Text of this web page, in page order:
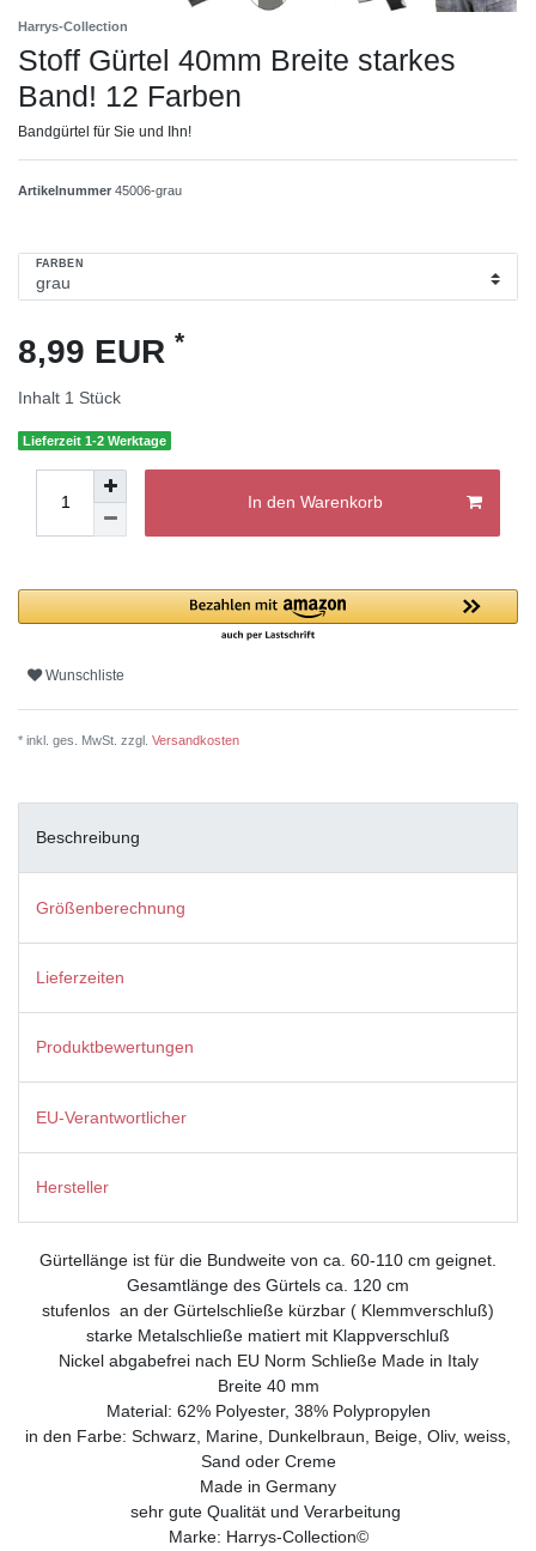
Harrys-Collection
Stoff Gürtel 40mm Breite starkes
Band! 12 Farben
Bandgürtel für Sie und Ihn!
Artikelnummer 45006-grau
FARBEN
8,99 EUR *
Inhalt 1 Stück
Lieferzeit 1-2 Werktage
In den Warenkorb
Wunschliste
* inkl. ges. MwSt. zzgl. Versandkosten
Beschreibung
Größenberechnung
Lieferzeiten
Produktbewertungen
EU-Verantwortlicher
Hersteller
Gürtellänge ist für die Bundweite von ca. 60-110 cm geignet.
Gesamtlänge des Gürtels ca. 120 cm
stufenlos an der Gürtelschließe kürzbar ( Klemmverschluß)
starke Metalschließe matiert mit Klappverschluß
Nickel abgabefrei nach EU Norm Schließe Made in Italy
Breite 40 mm
Material: 62% Polyester, 38% Polypropylen
in den Farbe: Schwarz, Marine, Dunkelbraun, Beige, Oliv, weiss,
Sand oder Creme
Made in Germany
sehr gute Qualität und Verarbeitung
Marke: Harrys-Collection©